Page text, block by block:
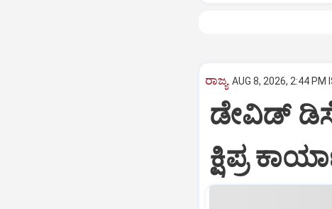
ರಾಜ್ಯ AUG 8, 2026, 2:44 PM
ಡೇವಿಡ್
ಕ್ಷಿಪ್ರ